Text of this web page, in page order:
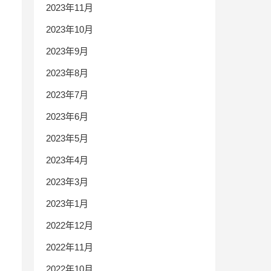
2023年11月
2023年10月
2023年9月
2023年8月
2023年7月
2023年6月
2023年5月
2023年4月
2023年3月
2023年1月
2022年12月
2022年11月
2022年10月